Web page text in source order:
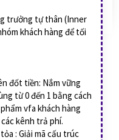
trưởng tự thân (Inner
khách hàng để tối
đốt tiền: Nắm vững
từ 0 đến 1 bằng cách
vfa khách hàng
kênh trả phí.
: Giải mã cấu trúc